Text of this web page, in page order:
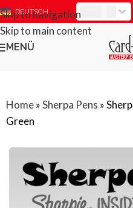
Skip to navigation
Skip to main content
DEUTSCH
MENÜ
Home»Sherpa Pens »
Green